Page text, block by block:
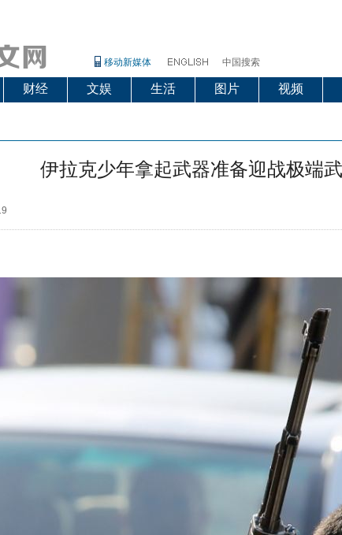
移动新媒体 中国搜索
财经 文娱 生活 图片 视频
伊拉克少年拿起武器准备迎战极端